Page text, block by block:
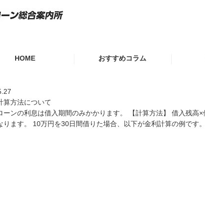
HOME おすすめコラム
おまとめローンの審査を通
すには
算方法について
ーンの利息は借入期間のみかかります。 【計算方法】 借入残高
ります。 10万円を30日間借りた場合、以下が金利計算の例です